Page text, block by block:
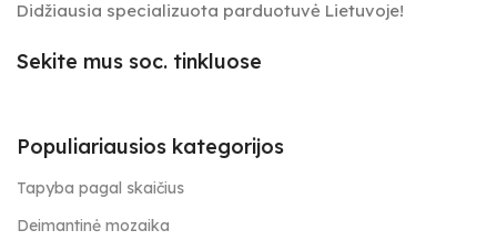
Didžiausia specializuota parduotuvė Lietuvoje!
Sekite mus soc. tinkluose
Populiariausios kategorijos
Tapyba pagal skaičius
Deimantinė mozaika